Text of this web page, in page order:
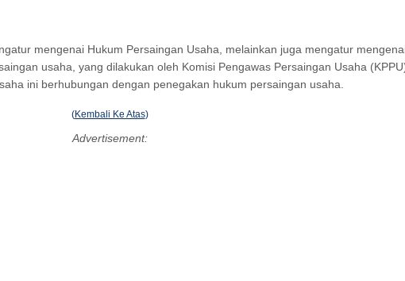
mengenai Hukum Persaingan Usaha, melainkan juga mengatur
usaha, yang dilakukan oleh Komisi Pengawas Persaingan Usaha
ini berhubungan dengan penegakan hukum persaingan usaha.
(Kembali Ke Atas)
Advertisement: